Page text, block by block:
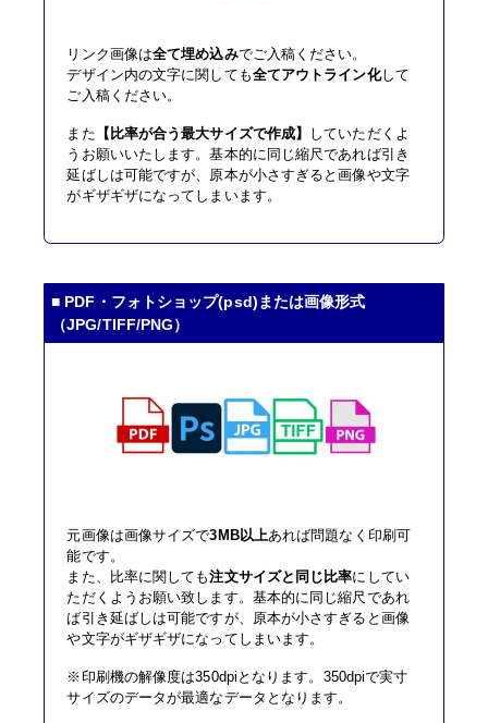
リンク画像は全て埋め込みでご入稿ください。
デザイン内の文字に関しても全てアウトライン化して
ご入稿ください。
また 【比率が合う最大サイズで作成】
していただくよ
うお願いいたします。基本的に同じ縮尺であれば引き
延ばしは可能ですが、原本が小さすぎると画像や文字
がギザギザになってしまいます。
■ PDF・フォトショップ(psd)または画像形式
（JPG/TIFF/PNG）
元画像は画像サイズで3MB以上あれば問題なく印刷可
能です。
また、比率に関しても注文サイズと同じ比率にしてい
ただくようお願い致します。基本的に同じ縮尺であれ
ば引き延ばしは可能ですが、原本が小さすぎると画像
や文字がギザギザになってしまいます。
※印刷機の解像度は350dpiとなります。350dpiで実寸
サイズのデータが最適なデータとなります。